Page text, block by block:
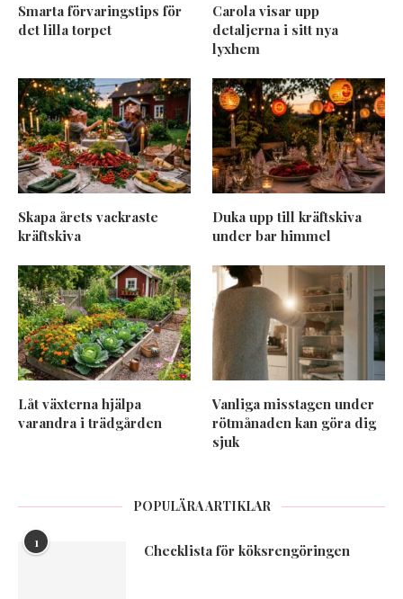
Smarta förvaringstips för
det lilla torpet
Carola visar upp
detaljerna i sitt nya
lyxhem
Skapa årets vackraste
kräftskiva
Duka upp till kräftskiva
under bar himmel
Låt växterna hjälpa
varandra i trädgården
Vanliga misstagen under
rötmånaden kan göra dig
sjuk
POPULÄRA ARTIKLAR
1 Checklista för köksrengöringen